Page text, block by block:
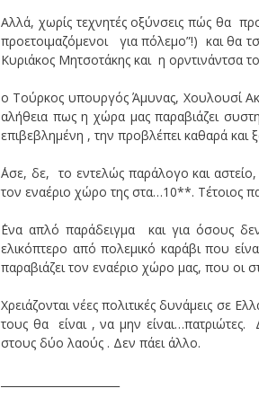
Αλλά, χωρίς τεχνητές οξύνσεις πώς θα
προετοιμαζόμενοι για πόλεμο”!) και θα
Κυριάκος Μητσοτάκης και η ορντινάντσα
ο Τούρκος υπουργός Άμυνας, Χουλουσί
αλήθεια πως η χώρα μας παραβιάζει
επιβεβλημένη , την προβλέπει καθαρά
΄Ασε, δε, το εντελώς παράλογο και
τον εναέριο χώρο της στα…10**. Τέτοιος
΄Ενα απλό παράδειγμα και για όσους
ελικόπτερο από πολεμικό καράβι που
παραβιάζει τον εναέριο χώρο μας, που οι
Χρειάζονται νέες πολιτικές δυνάμεις σε
τους θα είναι , να μην
στους δύο λαούς . Δεν πάει άλλο.